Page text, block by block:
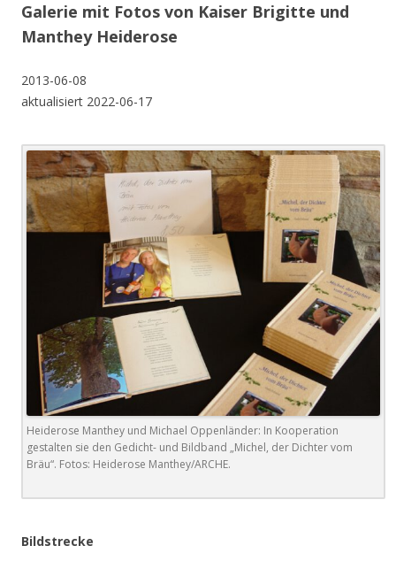
Galerie mit Fotos von Kaiser Brigitte und
Manthey Heiderose
2013-06-08
aktualisiert 2022-06-17
Heiderose Manthey und Michael Oppenländer: In Kooperation
gestalten sie den Gedicht- und Bildband „Michel, der Dichter vom
Bräu“. Fotos: Heiderose Manthey/ARCHE.
Bildstrecke